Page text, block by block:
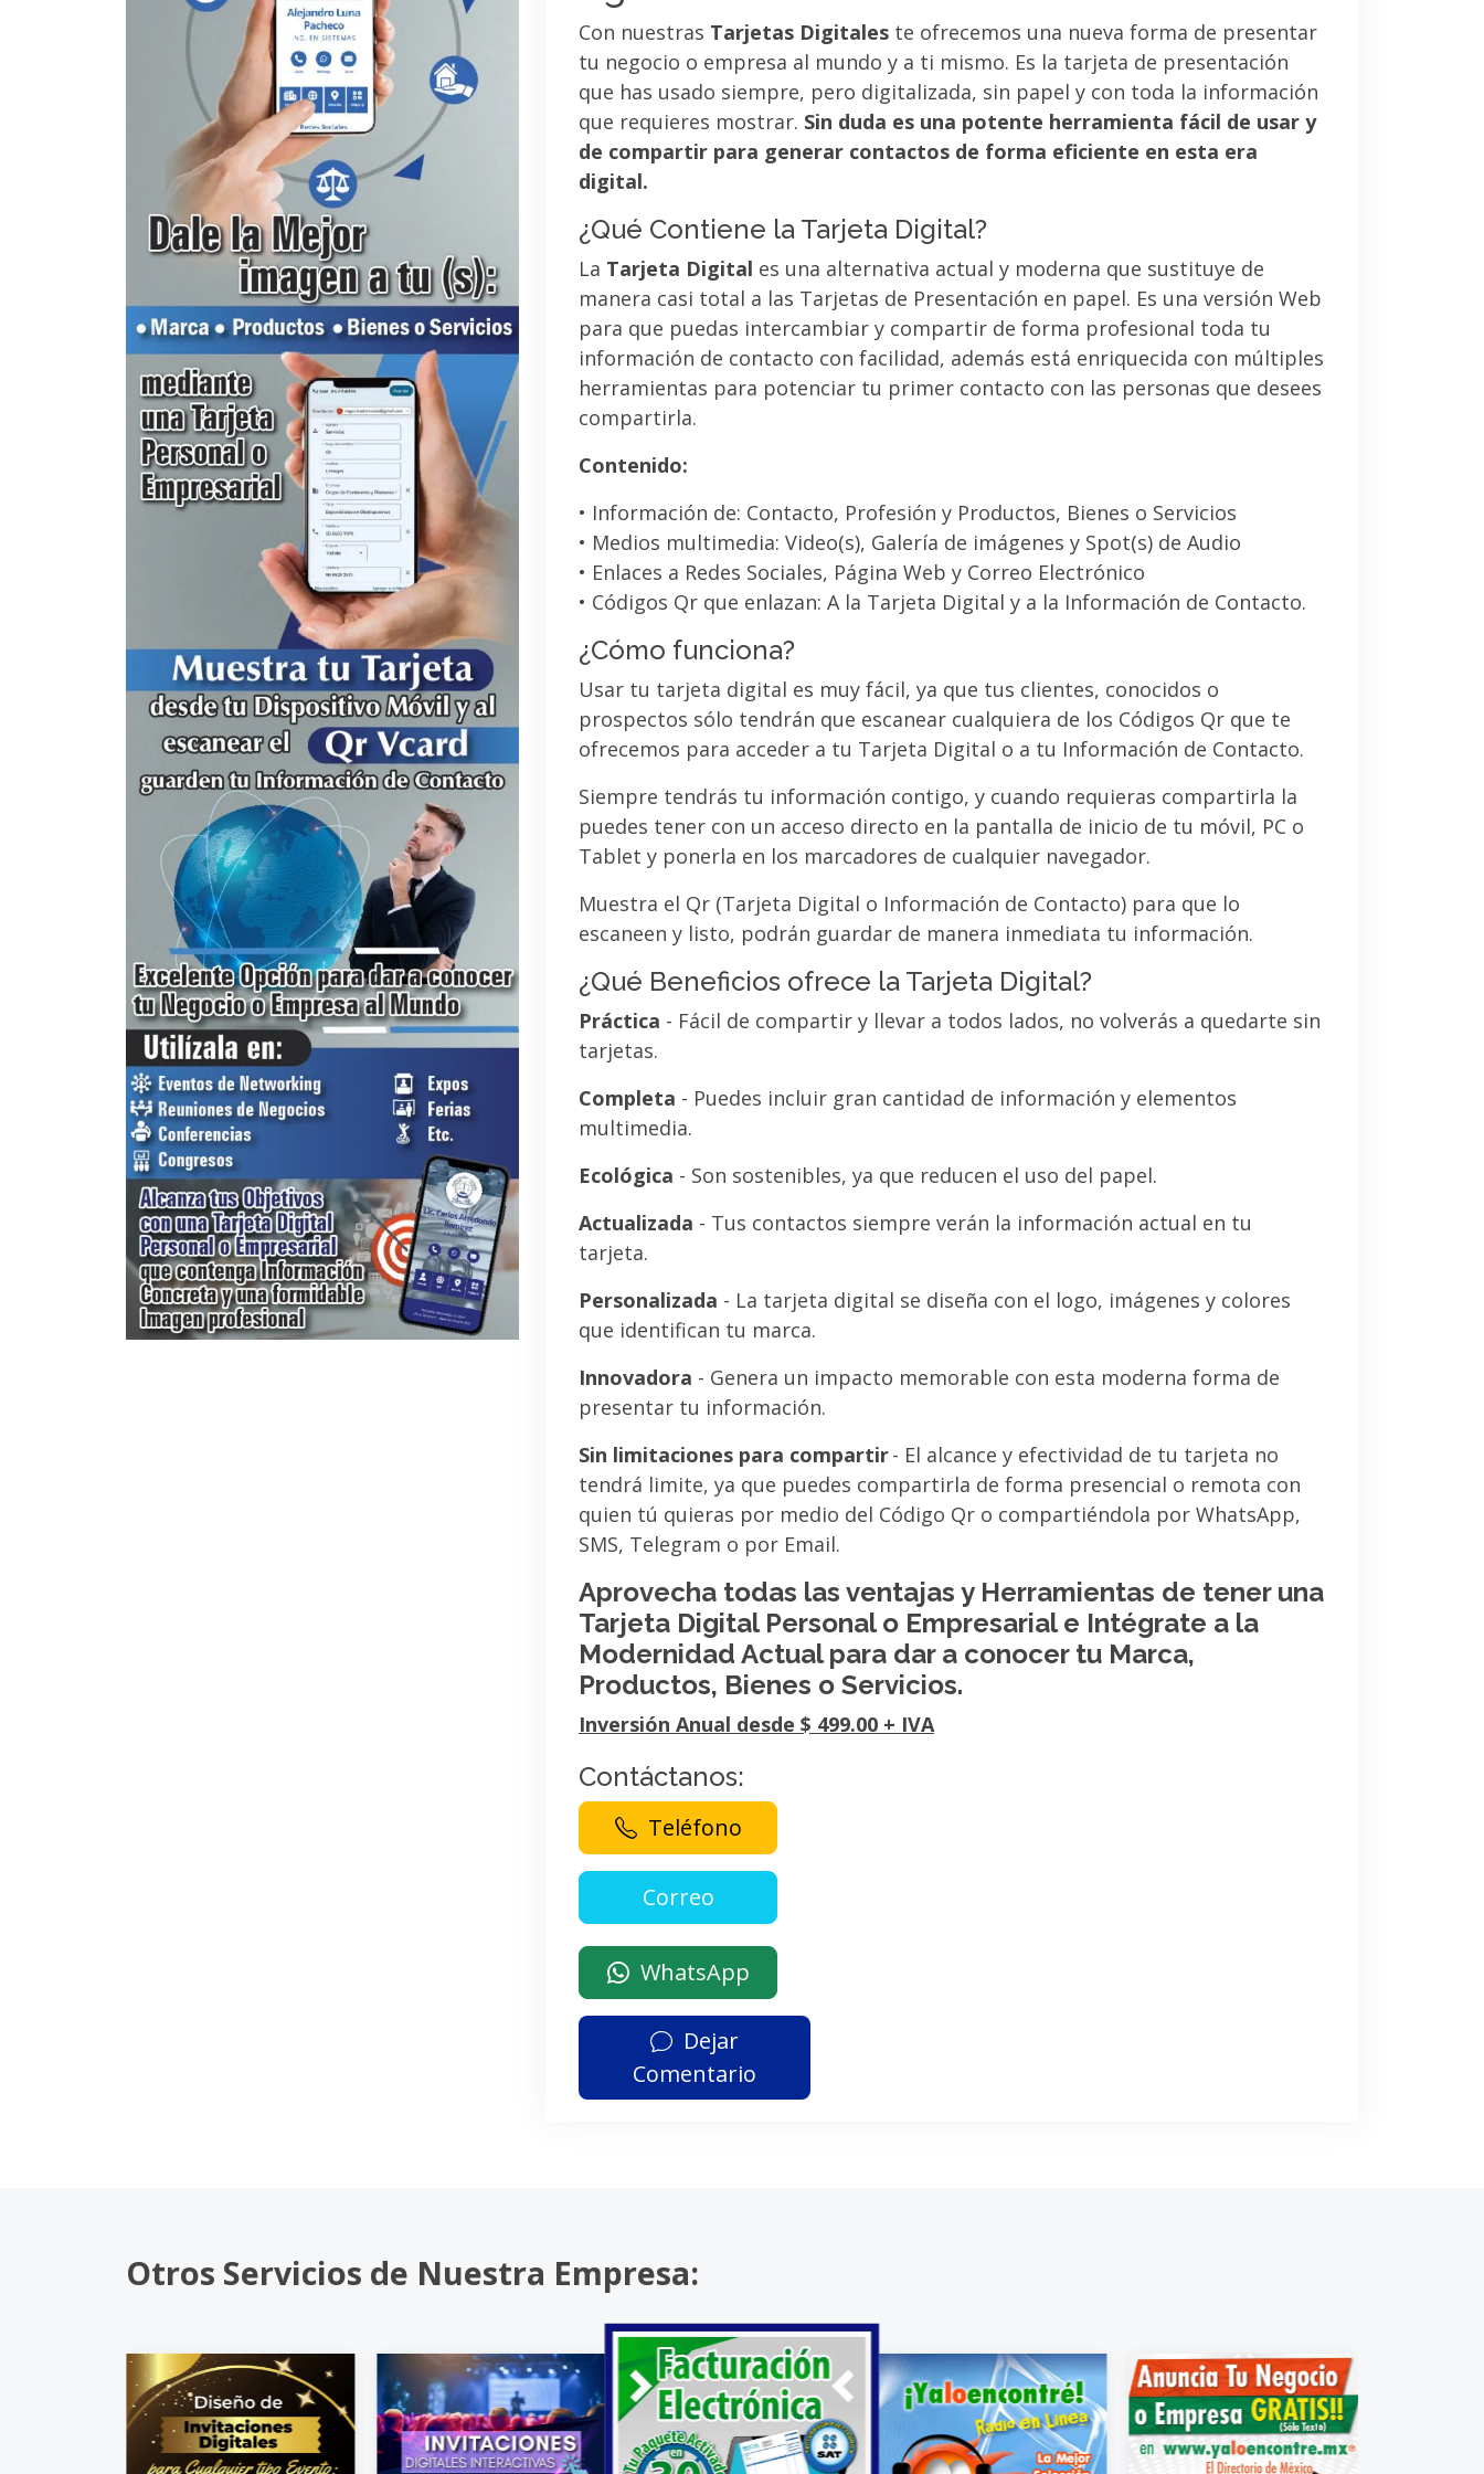
Con nuestras Tarjetas Digitales te ofrecemos una nueva forma de presentar
tu negocio o empresa al mundo y a ti mismo. Es la tarjeta de presentación
que has usado siempre, pero digitalizada, sin papel y con toda la información
que requieres mostrar. Sin duda es una potente herramienta fácil de usar y
de compartir para generar contactos de forma eficiente en esta era
digital.
¿Qué Contiene la Tarjeta Digital?
La Tarjeta Digital es una alternativa actual y moderna que sustituye de
manera casi total a las Tarjetas de Presentación en papel. Es una versión Web
para que puedas intercambiar y compartir de forma profesional toda tu
información de contacto con facilidad, además está enriquecida con múltiples
herramientas para potenciar tu primer contacto con las personas que desees
compartirla.
Contenido:
• Información de: Contacto, Profesión y Productos, Bienes o Servicios
• Medios multimedia: Video(s), Galería de imágenes y Spot(s) de Audio
• Enlaces a Redes Sociales, Página Web y Correo Electrónico
• Códigos Qr que enlazan: A la Tarjeta Digital y a la Información de Contacto.
¿Cómo funciona?
Usar tu tarjeta digital es muy fácil, ya que tus clientes, conocidos o
prospectos sólo tendrán que escanear cualquiera de los Códigos Qr que te
ofrecemos para acceder a tu Tarjeta Digital o a tu Información de Contacto.
Siempre tendrás tu información contigo, y cuando requieras compartirla la
puedes tener con un acceso directo en la pantalla de inicio de tu móvil, PC o
Tablet y ponerla en los marcadores de cualquier navegador.
Muestra el Qr (Tarjeta Digital o Información de Contacto) para que lo
escaneen y listo, podrán guardar de manera inmediata tu información.
¿Qué Beneficios ofrece la Tarjeta Digital?
Práctica - Fácil de compartir y llevar a todos lados, no volverás a quedarte sin
tarjetas.
Completa - Puedes incluir gran cantidad de información y elementos
multimedia.
Ecológica - Son sostenibles, ya que reducen el uso del papel.
Actualizada - Tus contactos siempre verán la información actual en tu
tarjeta.
Personalizada - La tarjeta digital se diseña con el logo, imágenes y colores
que identifican tu marca.
Innovadora - Genera un impacto memorable con esta moderna forma de
presentar tu información.
Sin limitaciones para compartir- El alcance y efectividad de tu tarjeta no
tendrá limite, ya que puedes compartirla de forma presencial o remota con
quien tú quieras por medio del Código Qr o compartiéndola por WhatsApp,
SMS, Telegram o por Email.
Aprovecha todas las ventajas y Herramientas de tener una
Tarjeta Digital Personal o Empresarial e Intégrate a la
Modernidad Actual para dar a conocer tu Marca,
Productos, Bienes o Servicios.
Inversión Anual desde $ 499.00 + IVA
Contáctanos:
Teléfono
WhatsApp
Dejar
Comentario
Otros Servicios de Nuestra Empresa: